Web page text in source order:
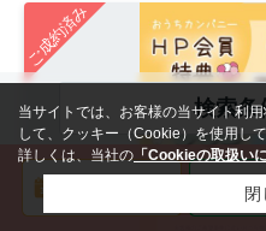
ご成約済み
検索条
当サイトでは、お客様の当サイト利
して、クッキー（Cookie）を使用して
詳しくは、当社の 「Cookieの取扱い
閉